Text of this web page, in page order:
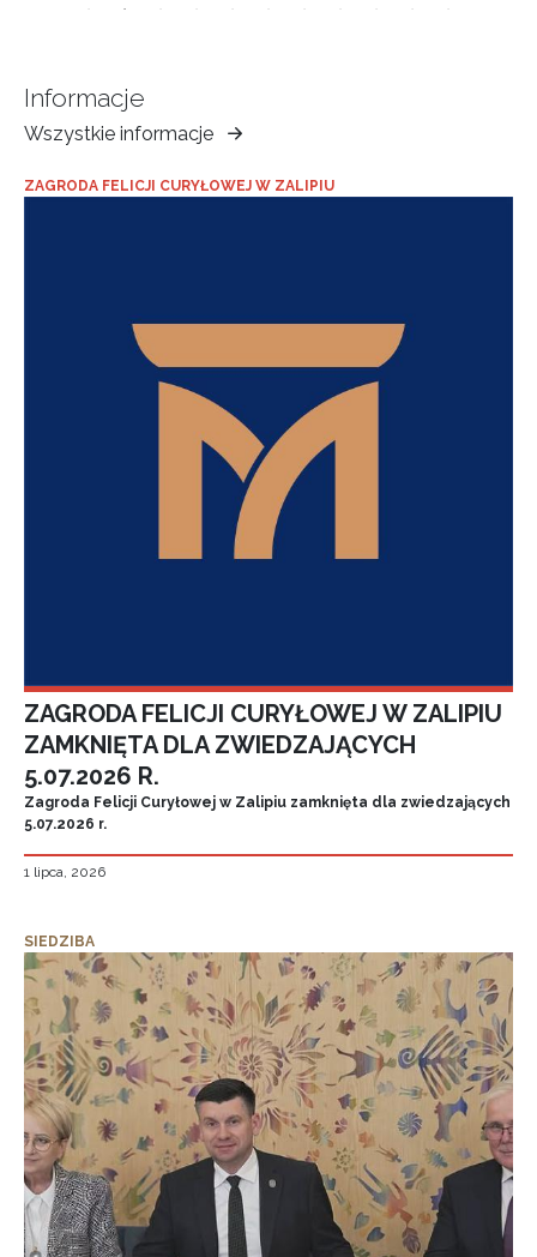
Informacje
Wszystkie informacje
Muzeum
Ziemi
Tarnowskiej
ZAGRODA FELICJI CURYŁOWEJ W ZALIPIU
ZAGRODA FELICJI CURYŁOWEJ W ZALIPIU
ZAMKNIĘTA DLA ZWIEDZAJĄCYCH
5.07.2026 R.
Zagroda Felicji Curyłowej w Zalipiu zamknięta dla zwiedzających
5.07.2026 r.
1 lipca, 2026
SIEDZIBA